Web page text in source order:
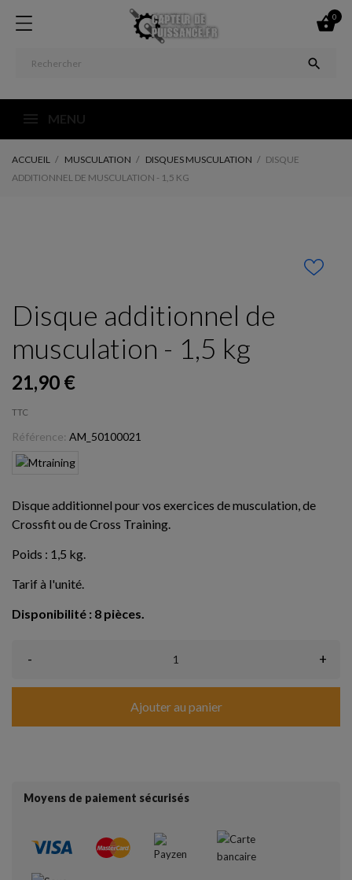

0

MENU
ACCUEIL MUSCULATION DISQUES MUSCULATION
DISQUE
ADDITIONNEL DE MUSCULATION - 1,5 KG
Disque additionnel de
musculation - 1,5 kg
21,90 €
TTC
Référence: AM_50100021
Disque additionnel pour vos exercices de musculation, de
Crossfit ou de Cross Training.
Poids : 1,5 kg.
Tarif à l'unité.
Disponibilité : 8 pièces.
- +
Ajouter au panier
Moyens de paiement sécurisés